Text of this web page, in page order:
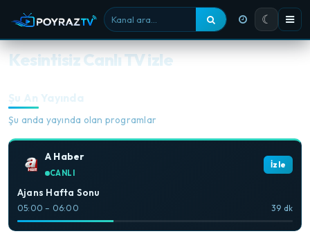
Kanal ara ☾
Kesintisiz Canlı TV izle
Şu An Yayında
Şu anda yayında olan programlar
A Haber
CANLI
İzle
Ajans Hafta Sonu
05:00 – 06:00 39 dk